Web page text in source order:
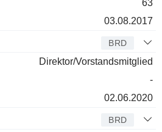
63
03.08.2017
BRD
Direktor/Vorstandsmitglied
-
02.06.2020
BRD